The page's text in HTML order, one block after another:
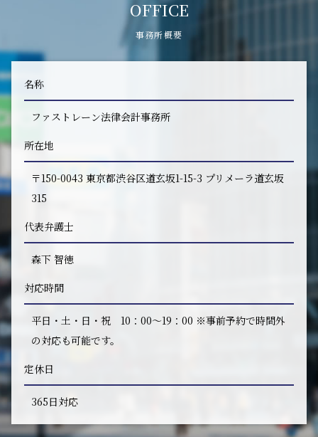
OFFICE
事務所概要
名称
ファストレーン法律会計事務所
所在地
〒150-0043 東京都渋谷区道玄坂1-15-3 プリメーラ道玄坂
315
代表弁護士
森下 智徳
対応時間
平日・土・日・祝 10：00～19：00 ※事前予約で時間外
の対応も可能です。
定休日
365日対応